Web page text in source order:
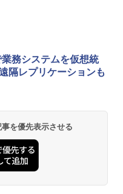
務システムを仮想統
隔レプリケーションも
を優先表示させる